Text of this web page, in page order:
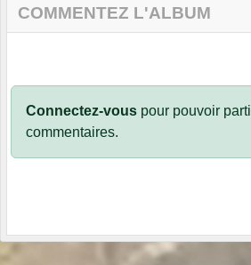
COMMENTEZ L'ALBUM
Connectez-vous pour pouvoir
commentaires.